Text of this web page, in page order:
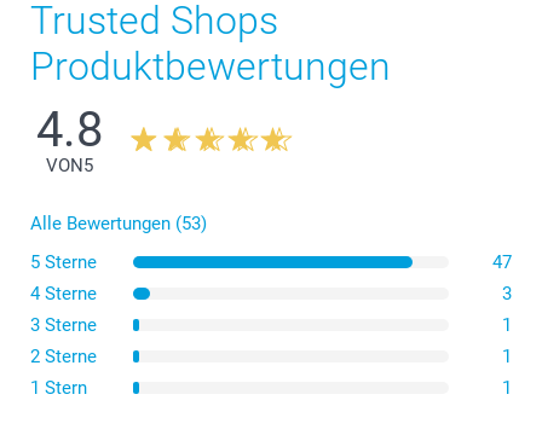
Trusted Shops
Produktbewertungen
4.8
VON5
Alle Bewertungen (53)
5 Sterne
47
4 Sterne
3
3 Sterne
1
2 Sterne
1
1 Stern
1